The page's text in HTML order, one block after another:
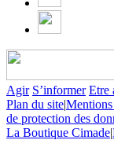
Agir S’informer Etre
Plan du site|Mentions
de protection des
La Boutique Cimade|